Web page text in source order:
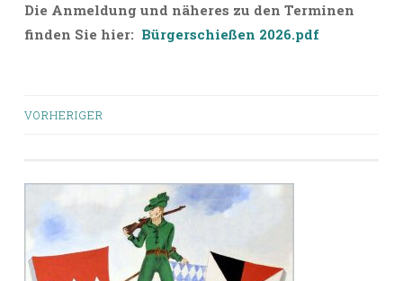
Die Anmeldung und näheres zu den Terminen
finden Sie hier: Bürgerschießen 2026.pdf
Beiträge-
VORHERIGER